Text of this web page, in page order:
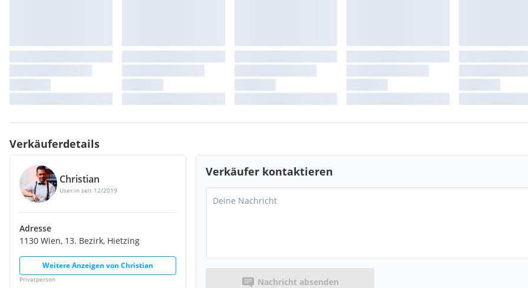
Verkäuferdetails
Christian
User:in seit 12/2019
Adresse
1130 Wien, 13. Bezirk, Hietzing
Weitere Anzeigen von Christian
Privatperson
Verkäufer kontaktieren
Nachricht absenden